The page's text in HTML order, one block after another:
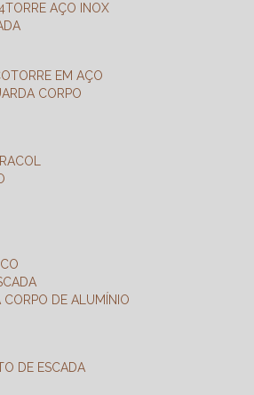
TORRE AÇO INOX
TORRE EM AÇO
CORPO
CORPO DE ALUMÍNIO
DE ESCADA